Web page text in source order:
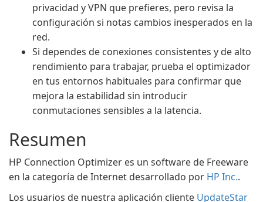
privacidad y VPN que prefieres, pero revisa la
configuración si notas cambios inesperados en la
red.
Si dependes de conexiones consistentes y de alto
rendimiento para trabajar, prueba el optimizador
en tus entornos habituales para confirmar que
mejora la estabilidad sin introducir
conmutaciones sensibles a la latencia.
Resumen
HP Connection Optimizer es un software de Freeware
en la categoría de Internet desarrollado por HP Inc..
Los usuarios de nuestra aplicación cliente UpdateStar